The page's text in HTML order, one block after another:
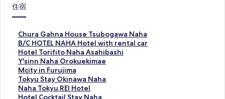
住宿
Chura Gahna House Tsubogawa Naha
C
h
u
r
a
G
a
h
B/C HOTEL NAHA Hotel with rental car
B
/
C
H
O
T
E
Hotel Torifito Naha Asahibashi
H
o
t
e
l
T
Y'sinn Naha Orokuekimae
Y
'
s
i
n
Mcity in Furujima
M
c
i
t
Tokyu Stay Okinawa Naha
T
o
k
Naha Tokyu REI Hotel
N
a
Hotel Cocktail Stay Naha
H